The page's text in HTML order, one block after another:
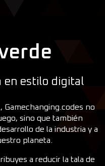
en estilo digital
Gamechanging.codes no
sino que también
de la industria y a
planeta.
a reducir la tala de